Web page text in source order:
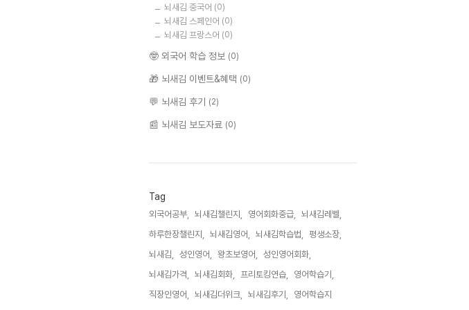
뇌새김 중국어 (0)
뇌새김 스페인어 (0)
뇌새김 프랑스어 (0)
🤓 외국어 학습 정보 (0)
🎁 뇌새김 이벤트&혜택 (0)
💬 뇌새김 후기 (2)
📰 뇌새김 보도자료 (0)
Tag
외국어공부, 뇌새김챌린지, 영어회화중급,
뇌새김레벨,
하루한장챌린지,
뇌새김영어, 뇌새김학습법,
평생소장,
뇌새김,
성인영어, 왕초보영어,
성인영어회화,
뇌새김가격,
뇌새김회화, 프리토킹연습,
영어학습기,
직장인영어,
뇌새김더위크, 뇌새김후기, 영어학습지,